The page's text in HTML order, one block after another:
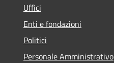
Uffici
Enti e fondazioni
Politici
Personale Amministrativo